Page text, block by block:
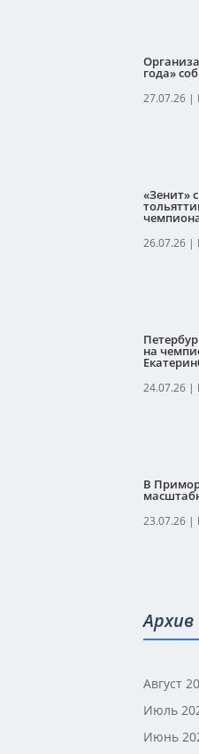
года»
27.07.26|
«Зенит»
26.07.26|
на
24.07.26|
В
23.07.26|
Архив
Август
Июль
Июнь